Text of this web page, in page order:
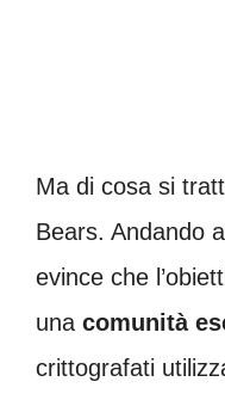
Ma di cosa si
Bears. Andando
evince che
una comunità
crittografati